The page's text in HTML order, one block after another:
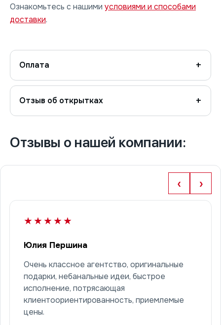
Ознакомьтесь с нашими условиями и способами
доставки.
Оплата
Отзыв об открытках
Отзывы о нашей компании:
‹ ›
★★★★★
Юлия Першина
Очень классное агентство, оригинальные
подарки, небанальные идеи, быстрое
исполнение, потрясающая
клиентоориентированность, приемлемые
цены.